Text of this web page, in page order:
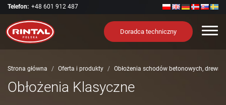
Telefon: +48 601 912 487
Doradca techniczny
Strona główna Oferta i produkty Obłożenia schodów betonowych,
Obłożenia Klasyczne